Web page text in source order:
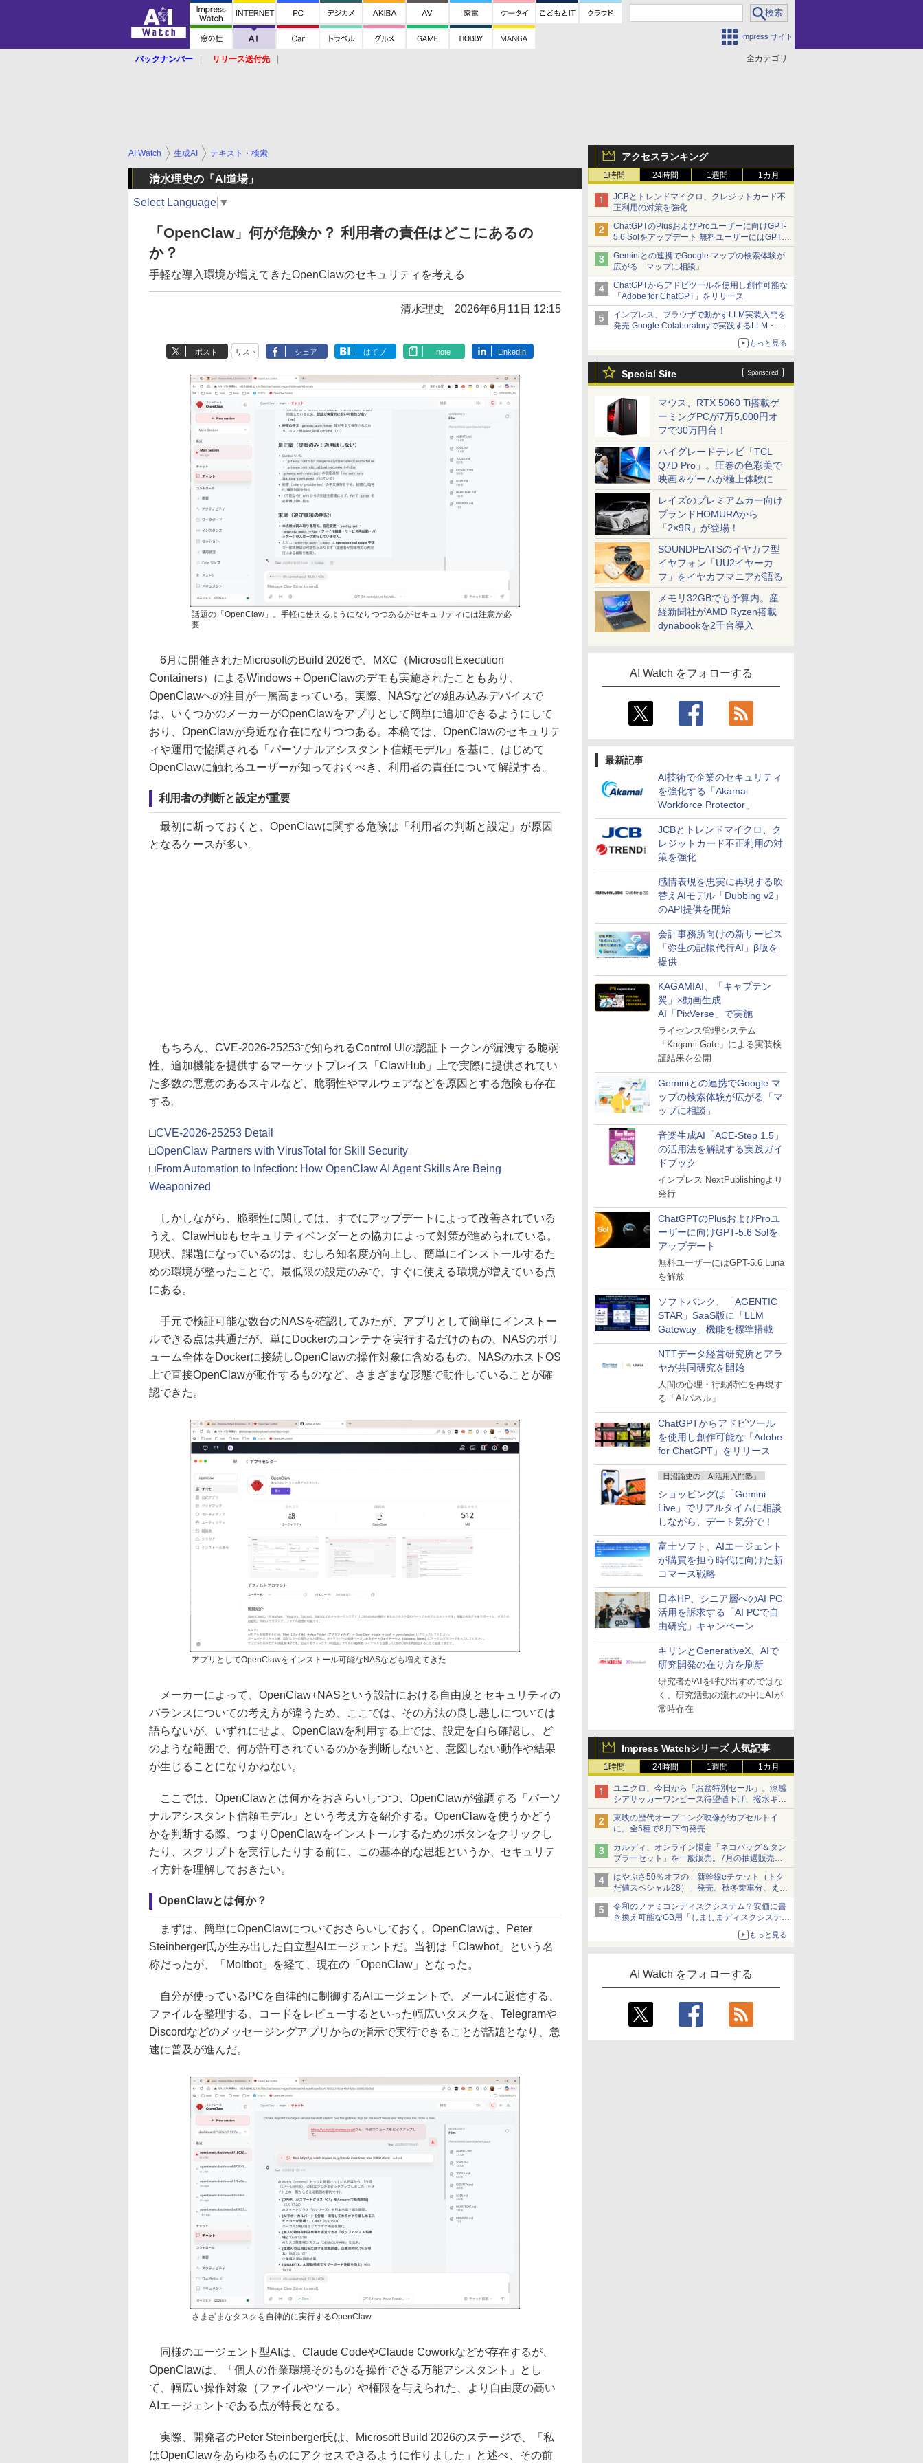
Impress サイト
全カテゴリ
バックナンバー リリース送付先
アクセスランキング
1時間 24時間 1週間 1カ月
JCBとトレンドマイクロ、クレジットカード不
正利用の対策を強化
ChatGPTのPlusおよびProユーザーに向けGPT-
5.6 Solをアップデート 無料ユーザーにはGPT-
5.6 Lunaを解放
Geminiとの連携でGoogle マップの検索体験が
広がる「マップに相談」
ChatGPTからアドビツールを使用し創作可能な
「Adobe for ChatGPT」をリリース
インプレス、ブラウザで動かすLLM実装入門を
発売 Google Colaboratoryで実践するLLM・
もっと見る
Special Site
マウス、RTX 5060 Ti搭載ゲ
ーミングPCが7万5,000円オ
フで30万円台！
ハイグレードテレビ「TCL
Q7D Pro」。圧巻の色彩美で
映画＆ゲームが極上体験に
レイズのプレミアムカー向け
ブランドHOMURAから
「2×9R」が登場！
SOUNDPEATSのイヤカフ型
イヤフォン「UU2イヤーカ
フ」をイヤカフマニアが語る
メモリ32GBでも予算内。産
経新聞社がAMD Ryzen搭載
dynabookを2千台導入
AI Watch をフォローする
最新記事
AI技術で企業のセキュリティ
を強化する「Akamai
Workforce Protector」
JCBとトレンドマイクロ、ク
レジットカード不正利用の対
策を強化
感情表現を忠実に再現する吹
替えAIモデル「Dubbing v2」
のAPI提供を開始
会計事務所向けの新サービス
「弥生の記帳代行AI」β版を
提供
KAGAMIAI、「キャプテン
翼」×動画生成
AI「PixVerse」で実施
ライセンス管理システム
「Kagami Gate」による実装検
証結果を公開
Geminiとの連携でGoogle マ
ップの検索体験が広がる「マ
ップに相談」
音楽生成AI「ACE-Step 1.5」
の活用法を解説する実践ガイ
ドブック
インプレス NextPublishingより
発行
ChatGPTのPlusおよびProユ
ーザーに向けGPT-5.6 Solを
アップデート
無料ユーザーにはGPT-5.6 Luna
を解放
ソフトバンク、「AGENTIC
STAR」SaaS版に「LLM
Gateway」機能を標準搭載
NTTデータ経営研究所とアラ
ヤが共同研究を開始
人間の心理・行動特性を再現す
る「AIパネル」
ChatGPTからアドビツール
を使用し創作可能な「Adobe
for ChatGPT」をリリース
日沼諭史の「AI活用入門塾」
ショッピングは「Gemini
Live」でリアルタイムに相談
しながら、デート気分で！
富士ソフト、AIエージェント
が購買を担う時代に向けた新
コマース戦略
日本HP、シニア層へのAI PC
活用を訴求する「AI PCで自
由研究」キャンペーン
キリンとGenerativeX、AIで
研究開発の在り方を刷新
研究者がAIを呼び出すのではな
く、研究活動の流れの中にAIが
常時存在
Impress Watchシリーズ 人気記事
1時間 24時間 1週間 1カ月
ユニクロ、今日から「お盆特別セール」。涼感
シアサッカーワンピース待望値下げ、撥水ギア
ショーツは1990円に
東映の歴代オープニング映像がカプセルトイ
に。全5種で8月下旬発売
カルディ、オンライン限定「ネコバッグ＆タン
ブラーセット」を一般販売。7月の抽選販売の
当選無効分
はやぶさ50％オフの「新幹線eチケット（トク
だ値スペシャル28）」発売。秋冬乗車分、えき
ねっと限定
令和のファミコンディスクシステム？安価に書
き換え可能なGB用「しましまディスクシステ
もっと見る
AI Watch をフォローする
AI Watch 生成AI テキスト・検索
清水理史の「AI道場」
Select Language ▼
「OpenClaw」何が危険か？ 利用者の責任はどこにあるの
か？
手軽な導入環境が増えてきたOpenClawのセキュリティを考える
清水理史 2026年6月11日 12:15
ポスト リスト シェア はてブ note LinkedIn
話題の「OpenClaw」。手軽に使えるようになりつつあるがセキュリティには注意が必
要
6月に開催されたMicrosoftのBuild 2026で、MXC（Microsoft Execution
Containers）によるWindows＋OpenClawのデモも実施されたこともあり、
OpenClawへの注目が一層高まっている。実際、NASなどの組み込みデバイスで
は、いくつかのメーカーがOpenClawをアプリとして簡単に追加できるようにして
おり、OpenClawが身近な存在になりつつある。本稿では、OpenClawのセキュリテ
ィや運用で協調される「パーソナルアシスタント信頼モデル」を基に、はじめて
OpenClawに触れるユーザーが知っておくべき、利用者の責任について解説する。
利用者の判断と設定が重要
最初に断っておくと、OpenClawに関する危険は「利用者の判断と設定」が原因
となるケースが多い。
もちろん、CVE-2026-25253で知られるControl UIの認証トークンが漏洩する脆弱
性、追加機能を提供するマーケットプレイス「ClawHub」上で実際に提供されてい
た多数の悪意のあるスキルなど、脆弱性やマルウェアなどを原因とする危険も存在
する。
□CVE-2026-25253 Detail
□OpenClaw Partners with VirusTotal for Skill Security
□From Automation to Infection: How OpenClaw AI Agent Skills Are Being
Weaponized
しかしながら、脆弱性に関しては、すでにアップデートによって改善されている
うえ、ClawHubもセキュリティベンダーとの協力によって対策が進められている。
現状、課題になっているのは、むしろ知名度が向上し、簡単にインストールするた
めの環境が整ったことで、最低限の設定のみで、すぐに使える環境が増えている点
にある。
手元で検証可能な数台のNASを確認してみたが、アプリとして簡単にインストー
ルできる点は共通だが、単にDockerのコンテナを実行するだけのもの、NASのボリ
ューム全体をDockerに接続しOpenClawの操作対象に含めるもの、NASのホストOS
上で直接OpenClawが動作するものなど、さまざまな形態で動作していることが確
認できた。
アプリとしてOpenClawをインストール可能なNASなども増えてきた
メーカーによって、OpenClaw+NASという設計における自由度とセキュリティの
バランスについての考え方が違うため、ここでは、その方法の良し悪しについては
語らないが、いずれにせよ、OpenClawを利用する上では、設定を自ら確認し、ど
のような範囲で、何が許可されているのかを判断しないと、意図しない動作や結果
が生じることになりかねない。
ここでは、OpenClawとは何かをおさらいしつつ、OpenClawが強調する「パーソ
ナルアシスタント信頼モデル」という考え方を紹介する。OpenClawを使うかどう
かを判断する際、つまりOpenClawをインストールするためのボタンをクリックし
たり、スクリプトを実行したりする前に、この基本的な思想というか、セキュリテ
ィ方針を理解しておきたい。
OpenClawとは何か？
まずは、簡単にOpenClawについておさらいしておく。OpenClawは、Peter
Steinberger氏が生み出した自立型AIエージェントだ。当初は「Clawbot」という名
称だったが、「Moltbot」を経て、現在の「OpenClaw」となった。
自分が使っているPCを自律的に制御するAIエージェントで、メールに返信する、
ファイルを整理する、コードをレビューするといった幅広いタスクを、Telegramや
Discordなどのメッセージングアプリからの指示で実行できることが話題となり、急
速に普及が進んだ。
さまざまなタスクを自律的に実行するOpenClaw
同様のエージェント型AIは、Claude CodeやClaude Coworkなどが存在するが、
OpenClawは、「個人の作業環境そのものを操作できる万能アシスタント」とし
て、幅広い操作対象（ファイルやツール）や権限を与えられた、より自由度の高い
AIエージェントである点が特長となる。
実際、開発者のPeter Steinberger氏は、Microsoft Build 2026のステージで、「私
はOpenClawをあらゆるものにアクセスできるように作りました」と述べ、その前